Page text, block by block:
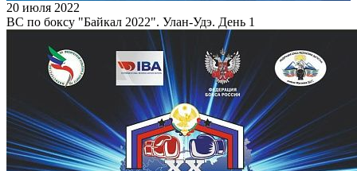
20 июля 2022
ВС по боксу "Байкал 2022". Улан-Удэ. День 1